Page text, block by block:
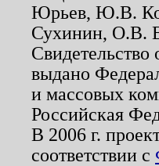
Юрьев, Ю.В.
Сухинин, О.В.
выдано
и массовых
Российская
В 2006 г.
соответствии с